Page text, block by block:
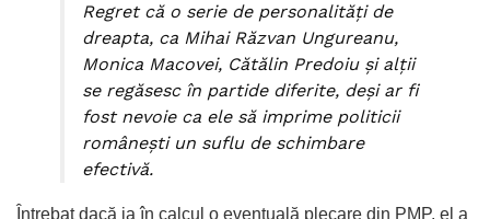
Regret că o serie de personalităţi de
dreapta, ca Mihai Răzvan Ungureanu,
Monica Macovei, Cătălin Predoiu şi alţii
se regăsesc în partide diferite, deşi ar fi
fost nevoie ca ele să imprime politicii
româneşti un suflu de schimbare
efectivă.
Întrebat dacă ia în calcul o eventuală plecare din PMP, el a